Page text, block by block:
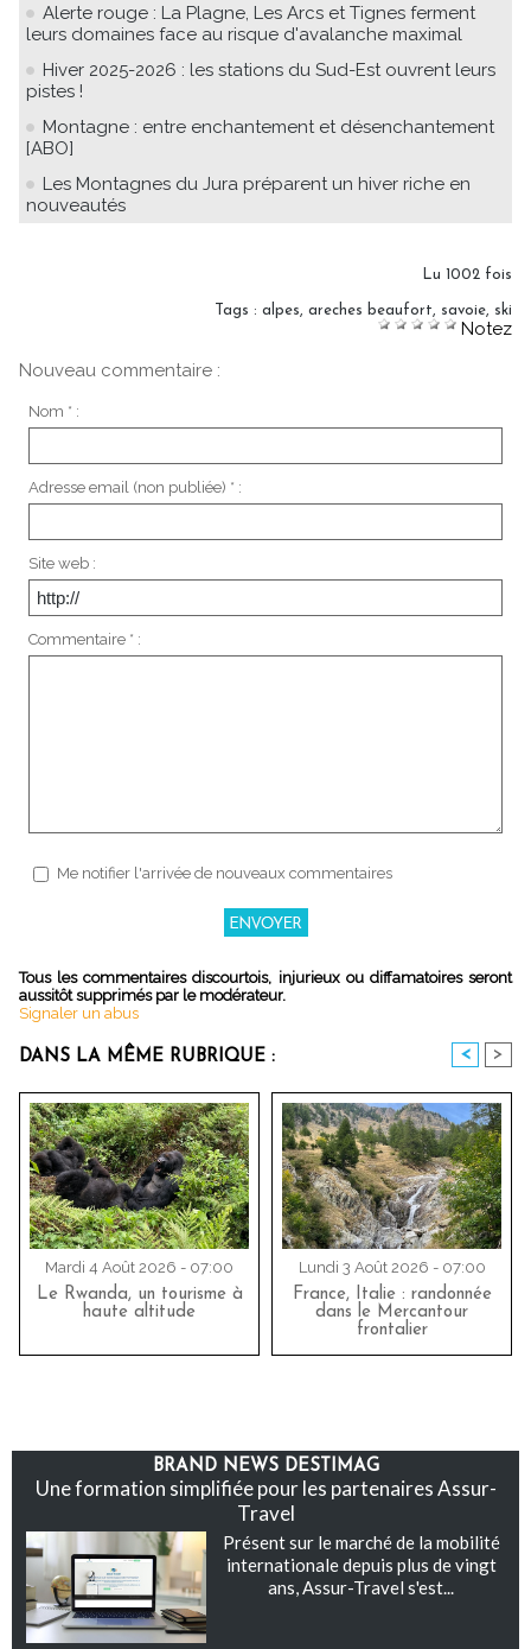
Alerte rouge : La Plagne, Les Arcs et Tignes ferment
leurs domaines face au risque d'avalanche maximal
Hiver 2025-2026 : les stations du Sud-Est ouvrent leurs
pistes !
Montagne : entre enchantement et désenchantement
[ABO]
Les Montagnes du Jura préparent un hiver riche en
nouveautés
Lu 1002 fois
Tags : alpes areches beaufort savoie ski
Notez
Nouveau commentaire :
Nom * :
Adresse email (non publiée) * :
Site web :
Commentaire * :
Me notifier l'arrivée de nouveaux commentaires
Tous les commentaires discourtois, injurieux ou diffamatoires seront
aussitôt supprimés par le modérateur.
Signaler un abus
DANS LA MÊME RUBRIQUE : < >
Mardi 4 Août 2026 - 07:00
Le Rwanda, un tourisme à
haute altitude
Lundi 3 Août 2026 - 07:00
France, Italie : randonnée
dans le Mercantour
frontalier
BRAND NEWS DESTIMAG
Une formation simplifiée pour les partenaires Assur-
Travel
Présent sur le marché de la mobilité
internationale depuis plus de vingt
ans, Assur-Travel s'est...